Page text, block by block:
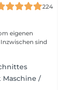
224
eigenen
Maschine /